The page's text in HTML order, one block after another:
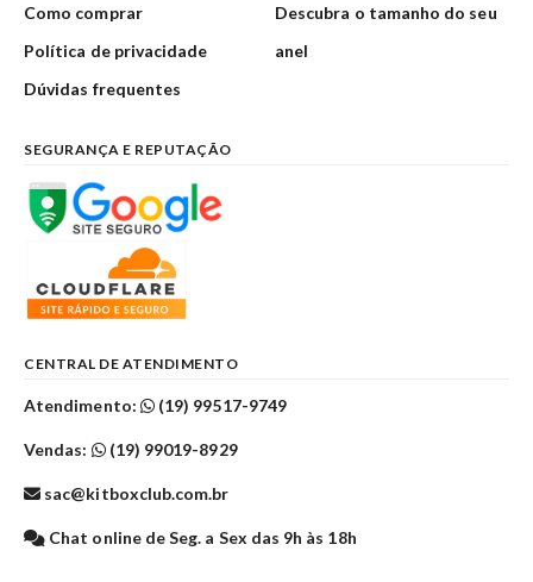
Como comprar
Política de privacidade
Dúvidas frequentes
Descubra o tamanho do seu
anel
SEGURANÇA E REPUTAÇÃO
CENTRAL DE ATENDIMENTO
Atendimento: (19) 99517-9749
Vendas: (19) 99019-8929
sac@kitboxclub.com.br
Chat online de Seg. a Sex das 9h às 18h